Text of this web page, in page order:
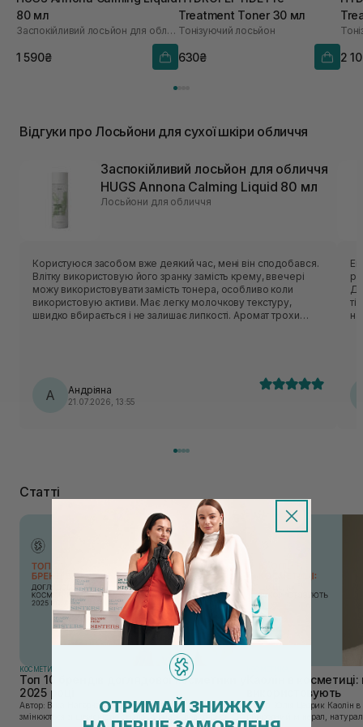
80 мл
Заспокійливий лосьйон для обличчя
1 590₴
Treatment Toner 30 мл
Тонізуючий лосьйон
630₴ 2
Відгуки про Лосьйони для сухої шкіри обличчя
Заспокійливий лосьйон для обличчя
HUGS Annona Calming Liquid 80 мл
Лосьйони для обличчя
Користуюся засобом вже деякий час, мені він сподобався.
Влітку використовую його зранку замість крему, ввечері
можу використовувати замість тонера, особливо коли
використовую активи. Має легку молочкову текстуру,
швидко вбирається і не залишає липкості. Аромат трохи
А Андріяна
21.07.2026, 13:55
Статті
КОСМЕТИКА
Топ 10 брендів доглядової косметики у
2025 році
Автор: Віка Нагорна У сучасному світі, де тренди
змінюються зі швидкістю світла, а ринок популярної
Каолін в
використовують
Автор: Юлія Цебрик Каолін в косметології – це
природний мінерал,
ОТРИМАЙ ЗНИЖКУ